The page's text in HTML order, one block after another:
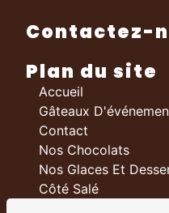
Contactez-
Plan du site
Accueil
Gâteaux
Contact
Nos Chocolats
Nos Glaces Et
Côté Salé